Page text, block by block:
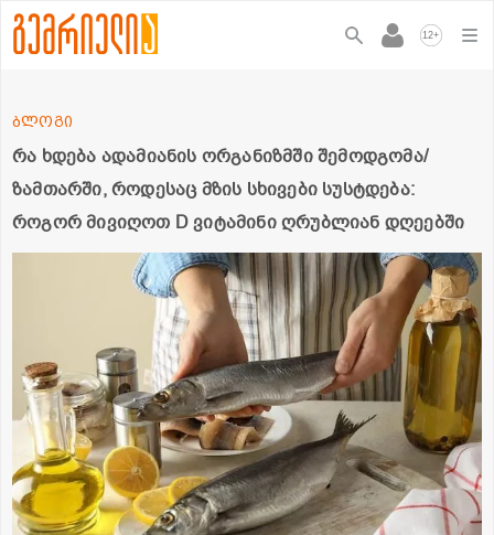
12+
რა ხდება ადამიანის ორგანიზმში შემოდგომა/
ზამთარში, როდესაც მზის სხივები სუსტდება:
როგორ მივიღოთ D ვიტამინი ღრუბლიან დღეებში
ბლოგი